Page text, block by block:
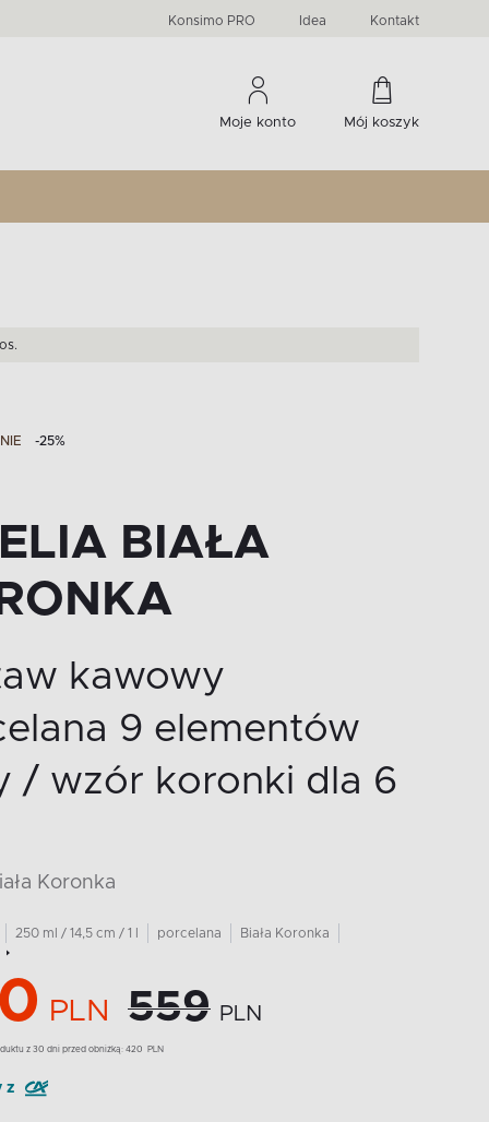
Konsimo PRO Idea Kontakt
Moje konto Mój koszyk
Komody, szafki RTV, witryny...
-33 %
Liczba produktów:60
Liczba produktów:274
-25%
BIAŁA
kawowy
9 elementów
/ wzór koronki dla 6
Koronka
250 ml / 14,5 cm / 1 l porcelana Biała Koronka
PLN 559 PLN
z 30 dni przed obniżką: 420 PLN
z